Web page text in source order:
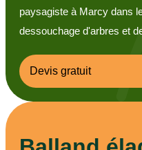
paysagiste à Marcy dans
dessouchage d'arbres et
Devis gratuit